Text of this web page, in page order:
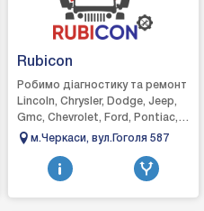
Rubicon
Робимо діагностику та ремонт
Lincoln, Chrysler, Dodge, Jeep,
Gmc, Chevrolet, Ford, Pontiac,
Saturn, Mercury, Buick, Cadillac,
м.Черкаси, вул.Гоголя 587